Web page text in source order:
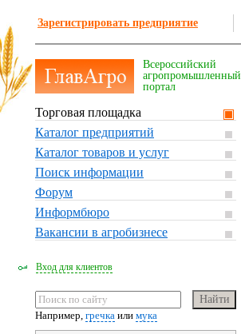
Зарегистрировать предприятие
Всероссийский
агропромышленный
портал
Торговая площадка
Каталог предприятий
Каталог товаров и услуг
Поиск информации
Форум
Информбюро
Вакансии в агробизнесе
Вход для клиентов
Например, гречка или мука